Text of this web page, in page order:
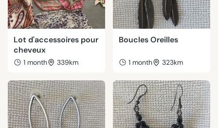
Lot d'accessoires pour
cheveux
1 month 339km
Boucles Oreilles
1 month 323km